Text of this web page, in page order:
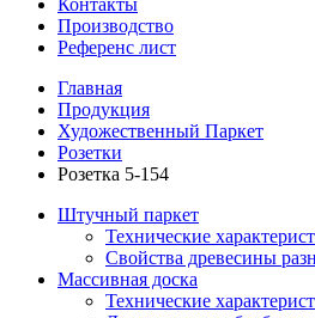
Контакты
Производство
Референс лист
Главная
Продукция
Художественный Паркет
Розетки
Розетка 5-154
Штучный паркет
Технические
Свойства древесины
Массивная доска
Технические